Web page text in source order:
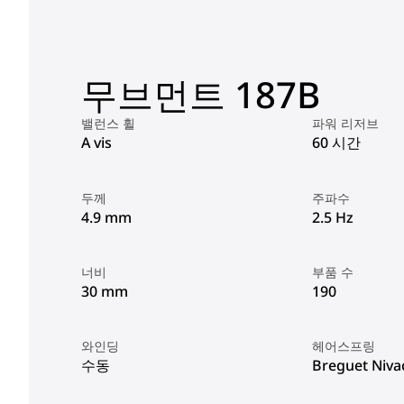
무브먼트 187B
밸런스 휠
A vis
파워 리저브
60 시간
두께
4.9 mm
주파수
2.5 Hz
너비
30 mm
부품 수
190
와인딩
수동
헤어스프링
Breguet